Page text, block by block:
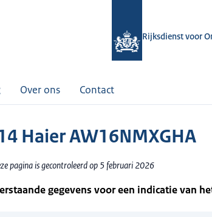
Rijksdienst voor
Over ons Contact
Haier AW16NMXGHA
pagina is gecontroleerd op 5 februari 2026
gegevens voor een indicatie van